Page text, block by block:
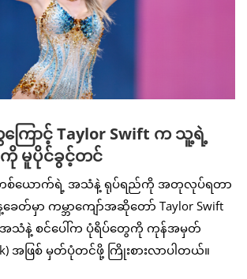
ောင့် Taylor Swift က သူ့ရဲ့
မူပိုင်ခွင့်တင်
တစ်ယောက်ရဲ့ အသံနဲ့ ရုပ်ရည်ကို အတုလုပ်ရတာ
မှာ ကမ္ဘာကျော်အဆိုတော် Taylor Swift
နဲ့ စင်ပေါ်က ပုံရိပ်တွေကို ကုန်အမှတ်
အဖြစ် မှတ်ပုံတင်ဖို့ ကြိုးစားလာပါတယ်။